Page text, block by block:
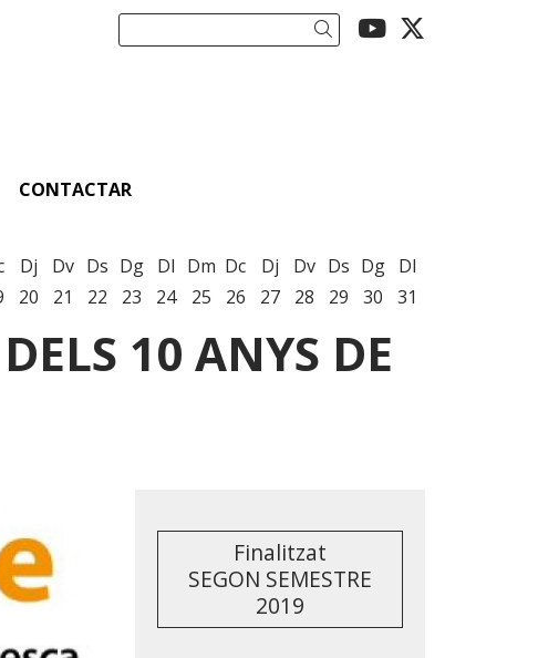
Link a
Cercar
CONTACTAR
Dj
20
Dv
21
Ds
22
Dg
23
Dl
24
Dm
25
Dc
26
Dj
27
Dv
28
Ds
29
Dg
30
Dl
31
10 ANYS DE
Finalitzat
SEGON SEMESTRE
2019